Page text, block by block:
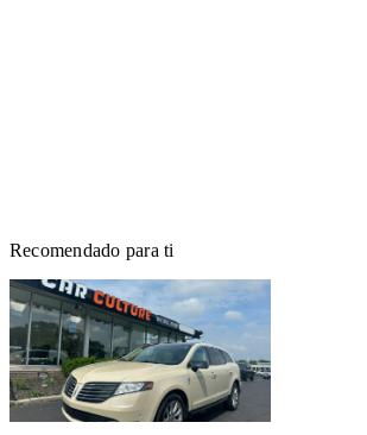
Recomendado para ti